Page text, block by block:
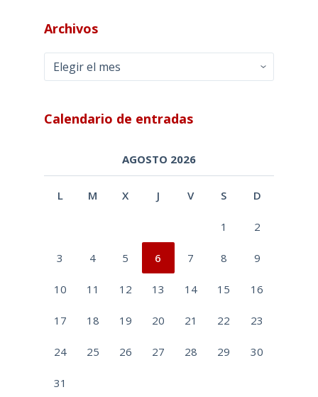
Archivos
Archivos
Calendario de entradas
AGOSTO 2026
L M X J V S D
1 2
3 4 5 6 7 8 9
10 11 12 13 14 15 16
17 18 19 20 21 22 23
24 25 26 27 28 29 30
31